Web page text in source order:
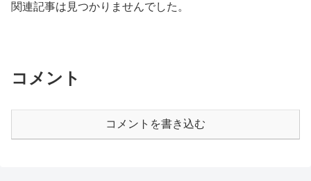
関連記事は見つかりませんでした。
コメント
コメントを書き込む